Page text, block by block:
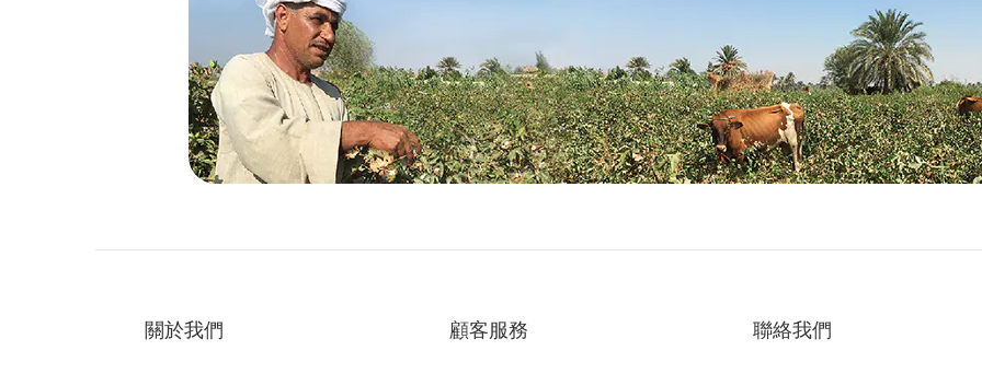
關於我們 顧客服務 聯絡我們